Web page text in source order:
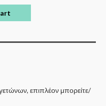
επιπλέον μπορείτε/